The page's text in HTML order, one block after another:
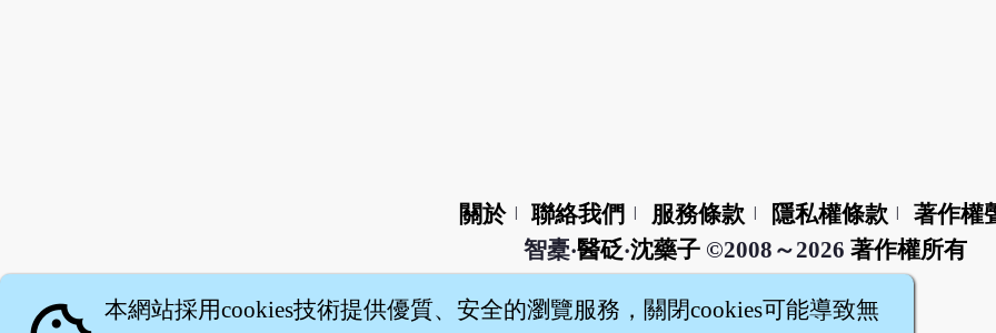
關於 聯絡我們 服務條款 隱私權條款
著作權
智橐‧醫砭‧沈藥子©2008～2026 著作權所有
本網站採用cookies技術提供優質、安全的瀏覽服務，關閉cookies可能導致無